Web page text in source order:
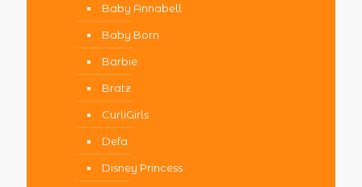
Baby Annabell
Baby Born
Barbie
Bratz
CurliGirls
Defa
Disney Princess